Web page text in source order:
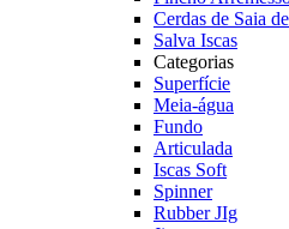
Cerdas de Saia
Salva Iscas
Categorias
Superfície
Meia-água
Fundo
Articulada
Iscas Soft
Spinner
Rubber JIg